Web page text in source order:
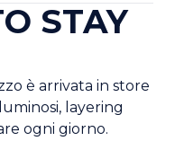
STAY
è arrivata in store
layering
ogni giorno.